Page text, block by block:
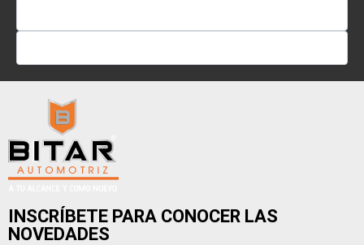
INSCRÍBETE PARA CONOCER LAS
NOVEDADES